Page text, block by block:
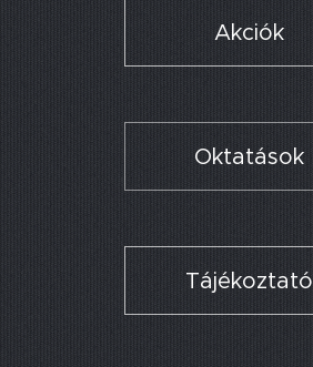
Akciók
Oktatások
Tájékoztató